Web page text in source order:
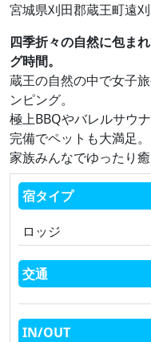
宮城県刈田郡蔵王町遠
四季折々の自然に包ま
グ時間。
蔵王の自然の中で女子
ンピング。
極上BBQやバレルサウ
完備でペットも大満足。
家族みんなでゆったり
宿タイプ
ロッジ
交通
IN/OUT